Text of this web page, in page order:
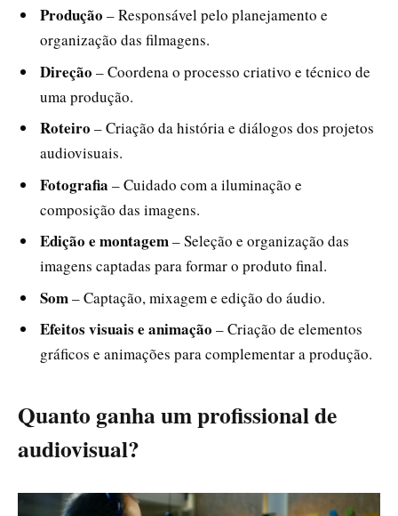
Produção – Responsável pelo planejamento e
organização das filmagens.
Direção – Coordena o processo criativo e técnico de
uma produção.
Roteiro – Criação da história e diálogos dos projetos
audiovisuais.
Fotografia – Cuidado com a iluminação e
composição das imagens.
Edição e montagem– Seleção e organização das
imagens captadas para formar o produto final.
Som– Captação, mixagem e edição do áudio.
Efeitos visuais e animação – Criação de elementos
gráficos e animações para complementar a produção.
Quanto ganha um profissional de
audiovisual?